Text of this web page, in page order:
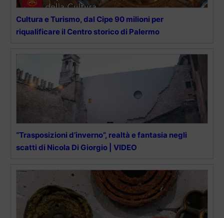
Cultura e Turismo, dal Cipe 90 milioni per
riqualificare il Centro storico di Palermo
“Trasposizioni d’inverno”, realtà e fantasia negli
scatti di Nicola Di Giorgio | VIDEO